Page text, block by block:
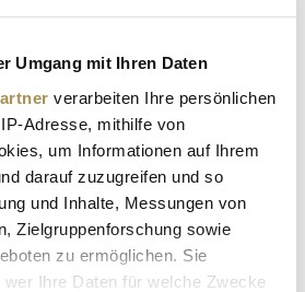
Umgang mit Ihren Daten
verarbeiten Ihre persönlichen
Adresse, mithilfe von
um Informationen auf Ihrem
darauf zuzugreifen und so
und Inhalte, Messungen von
Zielgruppenforschung sowie
zu ermöglichen. Sie
Ihre Daten für welche Zwecke